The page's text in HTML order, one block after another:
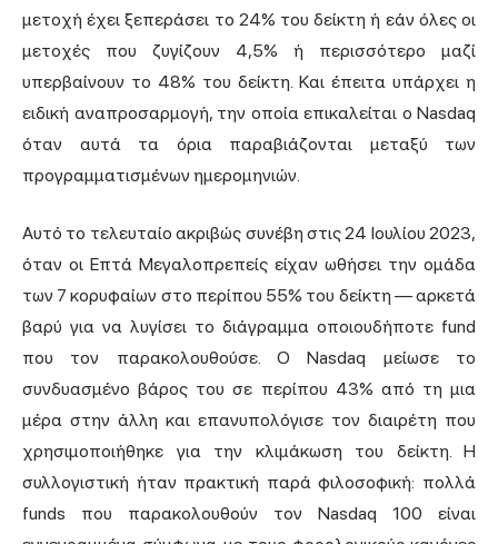
μετοχή έχει ξεπεράσει το 24% του δείκτη ή εάν όλες οι
μετοχές που ζυγίζουν 4,5% ή περισσότερο μαζί
υπερβαίνουν το 48% του δείκτη. Και έπειτα υπάρχει η
ειδική αναπροσαρμογή, την οποία επικαλείται ο Nasdaq
όταν αυτά τα όρια παραβιάζονται μεταξύ των
προγραμματισμένων ημερομηνιών.
Αυτό το τελευταίο ακριβώς συνέβη στις 24 Ιουλίου 2023,
όταν οι Επτά Μεγαλοπρεπείς είχαν ωθήσει την ομάδα
των 7 κορυφαίων στο περίπου 55% του δείκτη — αρκετά
βαρύ για να λυγίσει το διάγραμμα οποιουδήποτε fund
που τον παρακολουθούσε. Ο Nasdaq μείωσε το
συνδυασμένο βάρος του σε περίπου 43% από τη μια
μέρα στην άλλη και επανυπολόγισε τον διαιρέτη που
χρησιμοποιήθηκε για την κλιμάκωση του δείκτη. Η
συλλογιστική ήταν πρακτική παρά φιλοσοφική: πολλά
funds που παρακολουθούν τον Nasdaq 100 είναι